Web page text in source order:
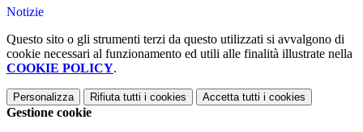
Notizie
Questo sito o gli strumenti terzi da questo utilizzati si avvalgono di
cookie necessari al funzionamento ed utili alle finalità illustrate nella
COOKIE POLICY.
Personalizza Rifiuta tutti i cookies Accetta tutti i cookies
Gestione cookie